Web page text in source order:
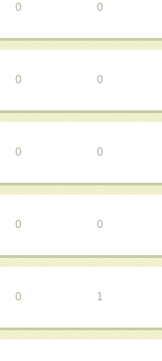
0 0
0 0
0 0
0 0
0 1